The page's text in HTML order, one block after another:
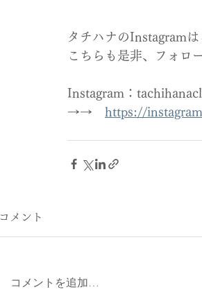
タチハナのInstagramは
こちらも是非、フォロ
Instagram：
→→ https://
コメント
コメントを追加…